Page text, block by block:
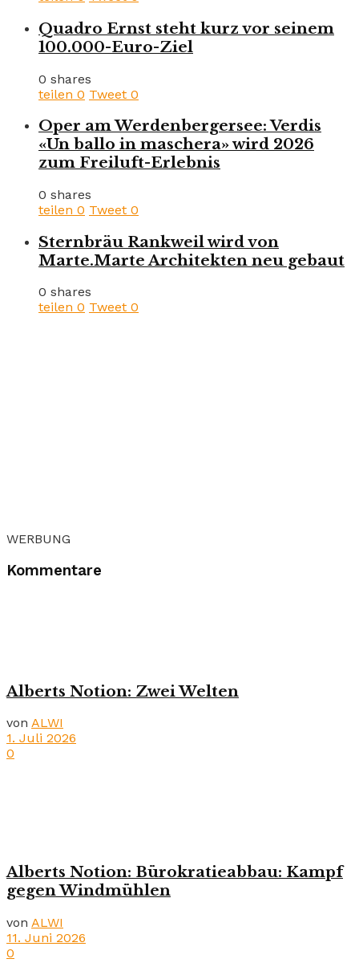
Quadro Ernst steht kurz vor seinem
100.000-Euro-Ziel
0 shares
teilen 0 Tweet 0
Oper am Werdenbergersee: Verdis
«Un ballo in maschera» wird 2026
zum Freiluft-Erlebnis
0 shares
teilen 0 Tweet 0
Sternbräu Rankweil wird von
Marte.Marte Architekten neu gebaut
0 shares
teilen 0 Tweet 0
WERBUNG
Kommentare
Alberts Notion: Zwei Welten
von ALWI
1. Juli 2026
0
Alberts Notion: Bürokratieabbau: Kampf
gegen Windmühlen
von ALWI
11. Juni 2026
0